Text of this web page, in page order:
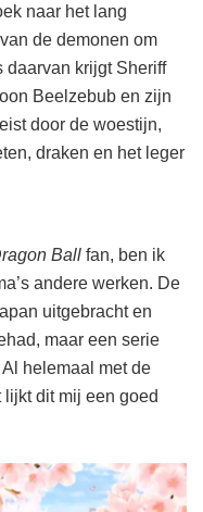
naar het lang
de demonen om
daarvan krijgt Sheriff
Beelzebub en zijn
door de woestijn,
draken en het leger
Ball fan, ben ik
andere werken. De
uitgebracht en
maar een serie
helemaal met de
dit mij een goed